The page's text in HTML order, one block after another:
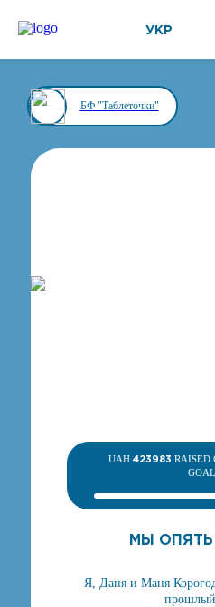
УКР
БФ "Таблеточки"
UAH423983 RAISED
GOAL
МЫ
Я, Даня и Маня
прошлый